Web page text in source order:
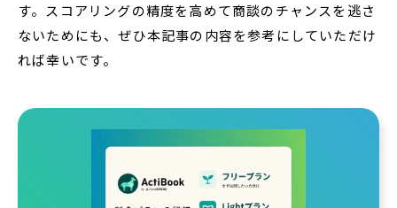
す。スコアリングの精度を高めて商談のチャンスを逃さ
ないためにも、ぜひ本記事の内容を参考にしていただけ
れば幸いです。